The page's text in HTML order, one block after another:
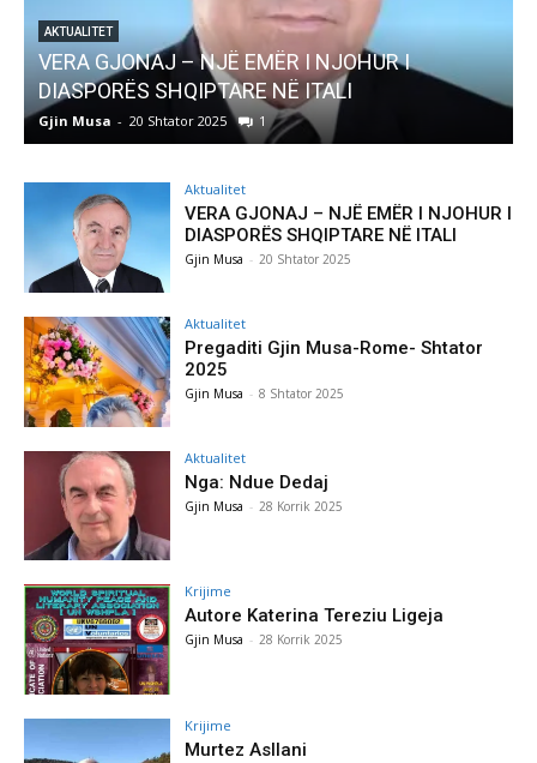
AKTUALITET
Pregaditi Gjin Musa-Rome- Shtator 2025
Gjin Musa - 8 Shtator 2025 0
Aktualitet
VERA GJONAJ – NJË EMËR I NJOHUR I
DIASPORËS SHQIPTARE NË ITALI
Gjin Musa - 20 Shtator 2025
Aktualitet
Pregaditi Gjin Musa-Rome- Shtator
2025
Gjin Musa - 8 Shtator 2025
Aktualitet
Nga: Ndue Dedaj
Gjin Musa - 28 Korrik 2025
Krijime
Autore Katerina Tereziu Ligeja
Gjin Musa - 28 Korrik 2025
Krijime
Murtez Asllani